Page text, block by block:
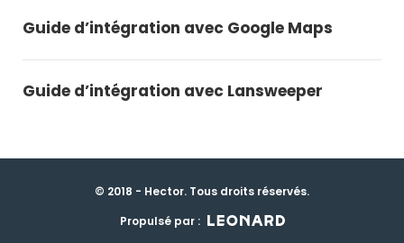
Guide d’intégration avec Google Maps
Guide d’intégration avec Lansweeper
© 2018 - Hector. Tous droits réservés.
Propulsé par :